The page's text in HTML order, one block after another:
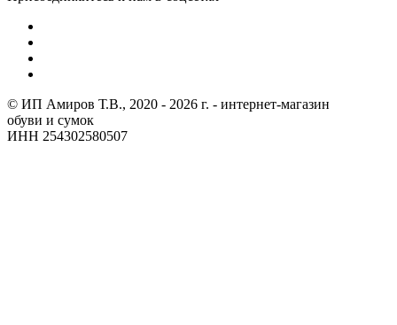
© ИП Амиров Т.В., 2020 - 2026 г. - интернет-магазин
обуви и сумок
ИНН 254302580507